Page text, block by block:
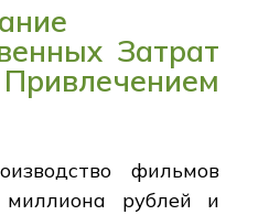
Затрат
фильмов
миллиона рублей и